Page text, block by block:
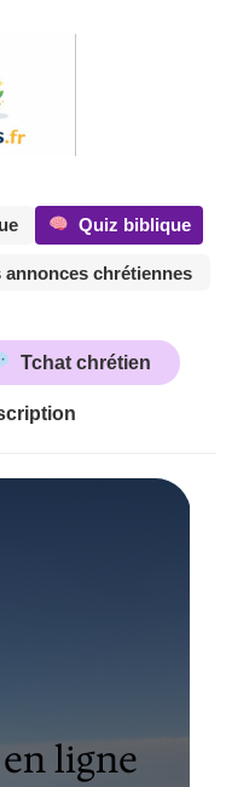
Quiz biblique
annonces chrétiennes
Tchat chrétien
ligne